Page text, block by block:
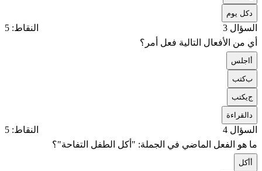
كل يوم
السؤال 3
النقاط: 5
أي من الأفعال التالية فعل أمر؟
اجلس
بكتب
جيكتب
القراءة
السؤال 4
النقاط: 5
ما هو الفعل الماضي في الجملة: "أكل الطفل التفاحة"؟
أكل